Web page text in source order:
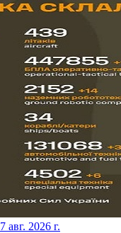
7 авг. 2026 г.